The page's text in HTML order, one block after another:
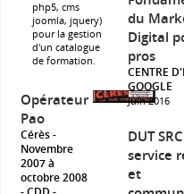
php5, cms
joomla, jquery)
pour la gestion
d'un catalogue
de formation.
Opérateur
Pao
Cérès
Novembre
2007 à
octobre 2008
du
Digital
pros
CENTRE
GOOGLE
Juin 2016
DUT
service
et